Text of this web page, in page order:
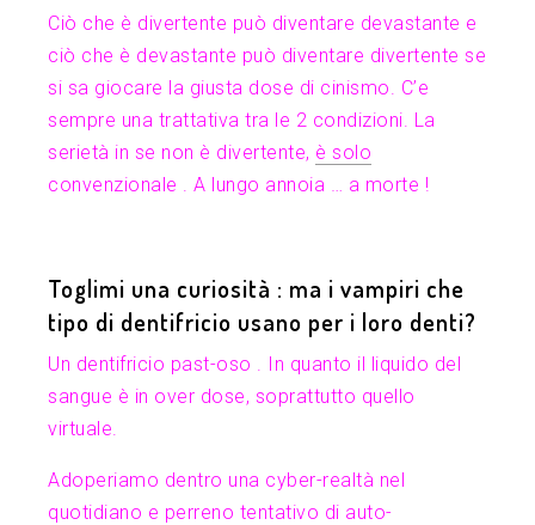
Ciò che è divertente può diventare devastante e
ciò che è devastante può diventare divertente se
si sa giocare la giusta dose di cinismo. C’e
sempre una trattativa tra le 2 condizioni. La
serietà in se non è divertente, è solo
convenzionale . A lungo annoia … a morte !
Toglimi una curiosità : ma i vampiri che
tipo di dentifricio usano per i loro denti?
Un dentifricio past-oso . In quanto il liquido del
sangue è in over dose, soprattutto quello
virtuale.
Adoperiamo dentro una cyber-realtà nel
quotidiano e perreno tentativo di auto-